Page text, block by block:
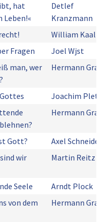
hat
Leben!«
Detlef
Kranzmann
William Kaal
Fragen Joel Wjst
man, wer
Hermann
Joachim
Hermann
Gott? Axel Schneider
wir
Martin Reitz
Seele Arndt Plock
von dem
Hermann